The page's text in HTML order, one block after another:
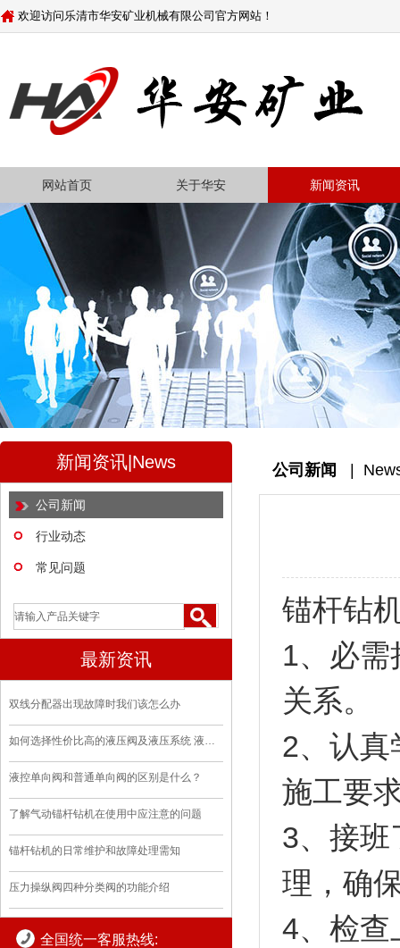
欢迎访问乐清市华安矿业机械有限公司官方网站！
网站首页 关于华安 新闻资讯
新闻资讯|News
公司新闻
行业动态
常见问题
最新资讯
双线分配器出现故障时我们该怎么办
如何选择性价比高的液压阀及液压系统 液压站
液控单向阀和普通单向阀的区别是什么？
了解气动锚杆钻机在使用中应注意的问题
锚杆钻机的日常维护和故障处理需知
压力操纵阀四种分类阀的功能介绍
全国统一客服热线:
公司新闻
锚杆钻
1、必
关系。
2、认真
施工要
3、接班
理，确
4、检查